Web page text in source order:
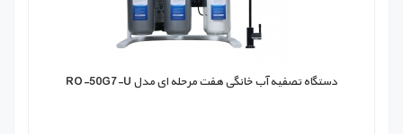
دستگاه تصفیه آب خانگی هفت مرحله ای مدل RO-50G7-U